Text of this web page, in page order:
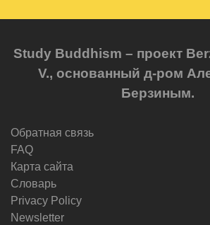
Study Buddhism – проект
V., основанный д-ром
Берзиным.
Обратная связь
FAQ
Карта сайта
Словарь
Privacy Policy
Newsletter